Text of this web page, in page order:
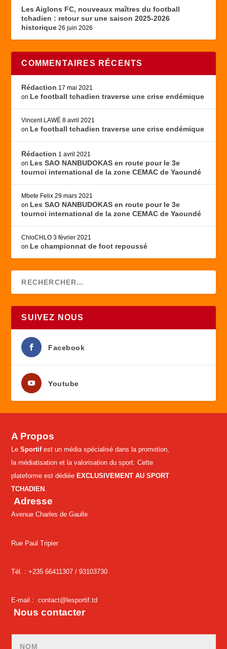
Les Aiglons FC, nouveaux maîtres du football
tchadien : retour sur une saison 2025-2026
historique 26 juin 2026
COMMENTAIRES RÉCENTS
Rédaction 17 mai 2021
on Le football tchadien traverse une crise endémique
Vincent LAWÉ 8 avril 2021
on Le football tchadien traverse une crise endémique
Rédaction 1 avril 2021
on Les SAO NANBUDOKAS en route pour le 3e
tournoi international de la zone CEMAC de Yaoundé
Mbete Felix 29 mars 2021
on Les SAO NANBUDOKAS en route pour le 3e
tournoi international de la zone CEMAC de Yaoundé
ChloCHLO 3 février 2021
on Le championnat de foot repoussé
SUIVEZ NOUS
Facebook
Youtube
A Propos
LeSportifest un média spécialisé dans la promotion,
la médiatisation et la valorisation du sport. Cette
plateforme est dédiée EXCLUSIVEMENT AU SPORT
TCHADIEN .
Adresse
Avenue Charles de Gaulle
Rue Paul Tripier
Tél. : +235 66411307 /93103730
E-mail :contact@lesportif.td
Nous contacter